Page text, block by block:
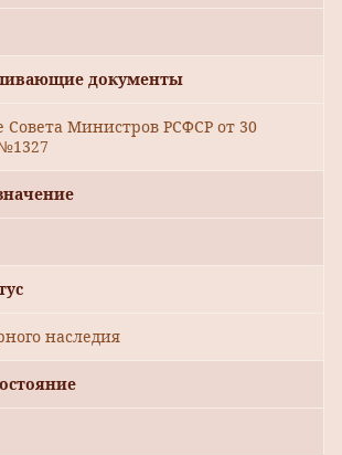
документы
Совета Министров РСФСР от 30
наследия